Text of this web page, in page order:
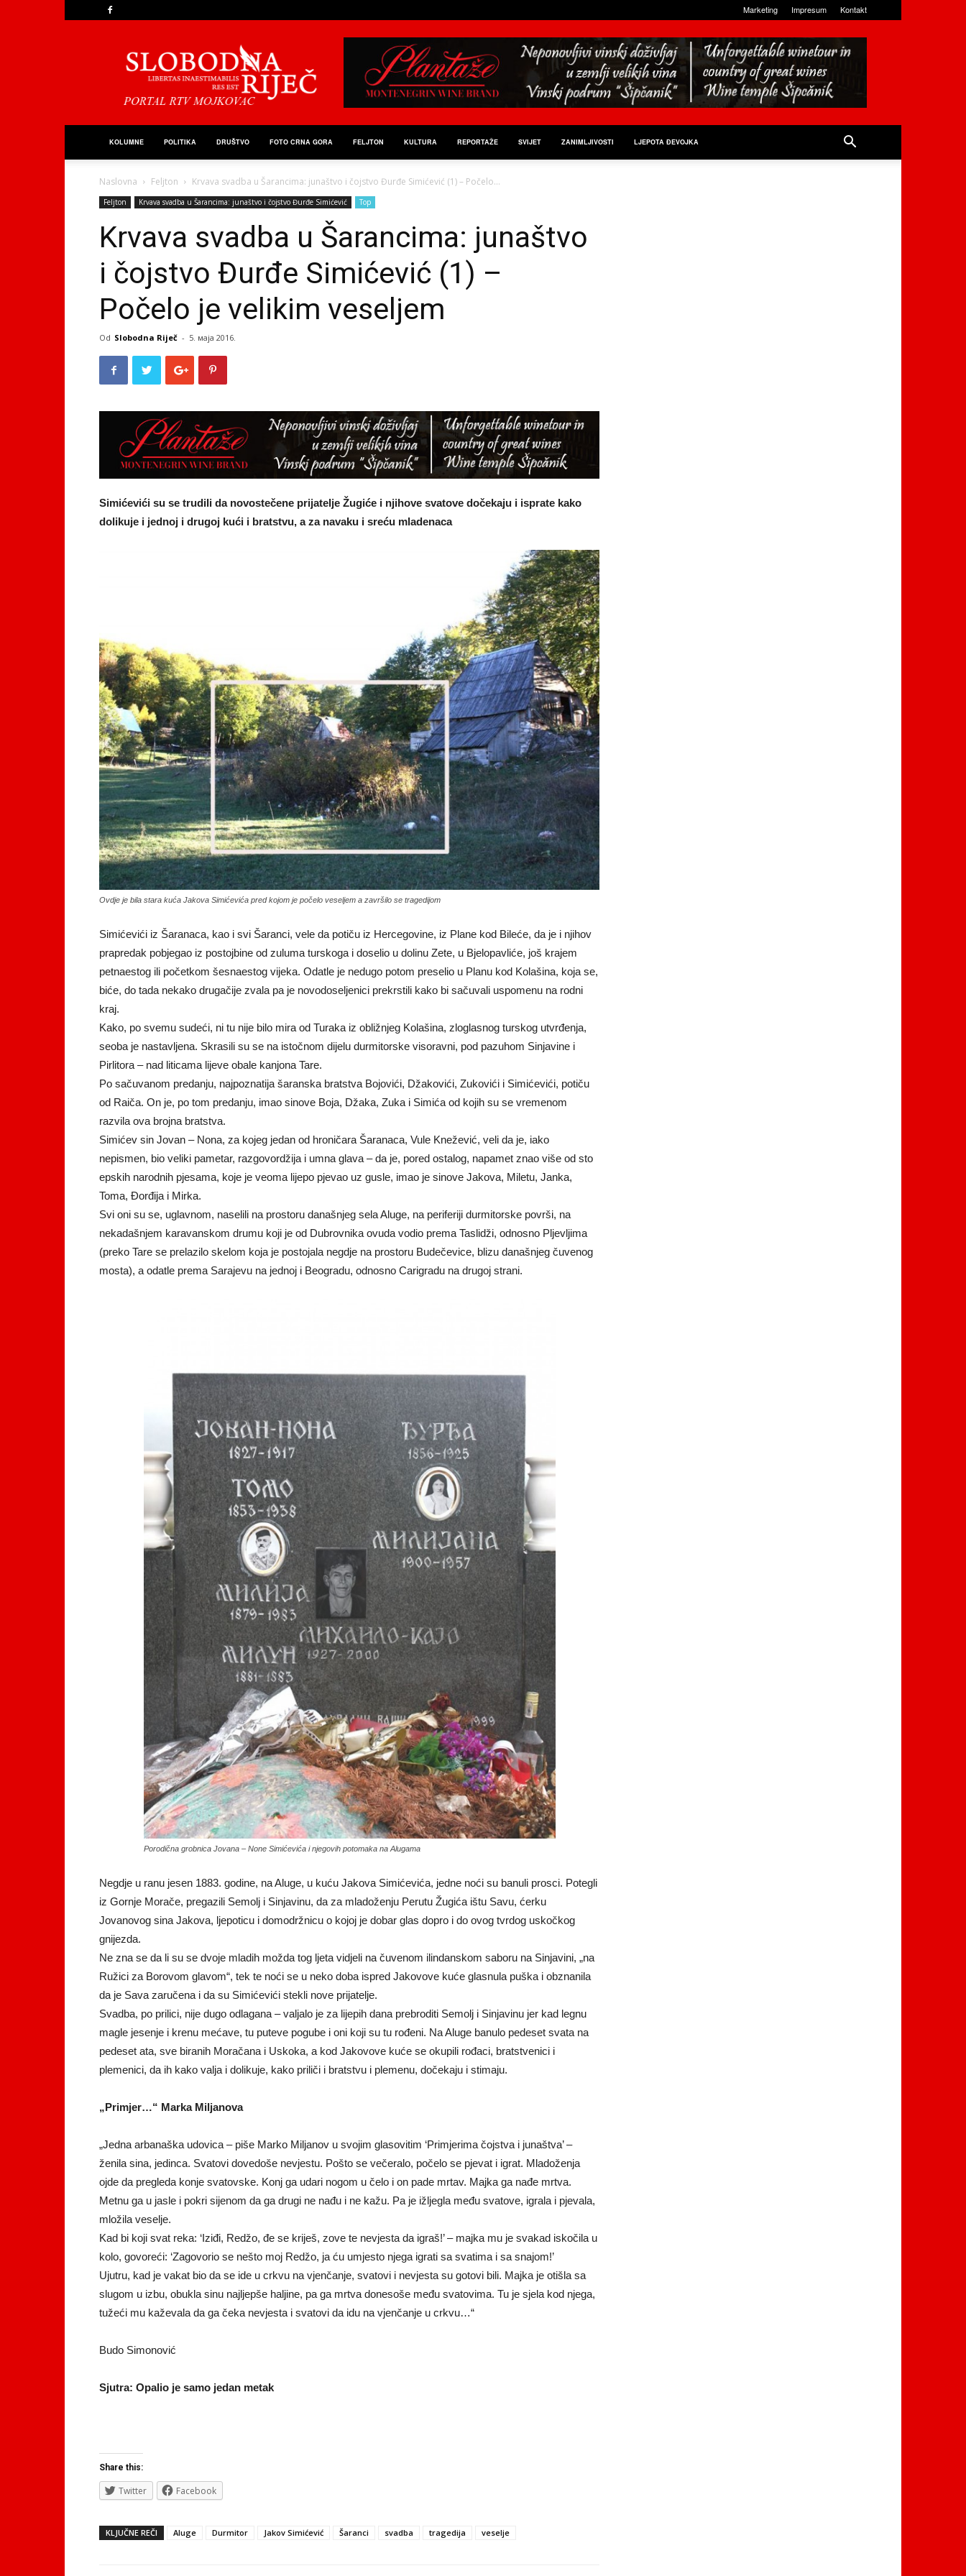
Marketing Impresum Kontakt
Riječ
KOLUMNE POLITIKA DRUŠTVO FOTO CRNA GORA FELJTON KULTURA REPORTAŽE SVIJET ZANIMLJIVOSTI LJEPOTA ĐEVOJKA
Naslovna Feljton Krvava svadba u Šarancima: junaštvo i čojstvo Đurđe Simićević (1) – Počelo...
Feljton Krvava svadba u Šarancima: junaštvo i čojstvo Đurđe Simićević Top
Krvava svadba u Šarancima: junaštvo
i čojstvo Đurđe Simićević (1) –
Počelo je velikim veseljem
Od Slobodna Riječ - 5. маја 2016.
Simićevići su se trudili da novostečene prijatelje Žugiće i njihove svatove dočekaju i isprate kako
dolikuje i jednoj i drugoj kući i bratstvu, a za navaku i sreću mladenaca
Ovdje je bila stara kuća Jakova Simićevića pred kojom je počelo veseljem a završilo se tragedijom
Simićevići iz Šaranaca, kao i svi Šaranci, vele da potiču iz Hercegovine, iz Plane kod Bileće, da je i njihov
prapredak pobjegao iz postojbine od zuluma turskoga i doselio u dolinu Zete, u Bjelopavliće, još krajem
petnaestog ili početkom šesnaestog vijeka. Odatle je nedugo potom preselio u Planu kod Kolašina, koja se,
biće, do tada nekako drugačije zvala pa je novodoseljenici prekrstili kako bi sačuvali uspomenu na rodni
kraj.
Kako, po svemu sudeći, ni tu nije bilo mira od Turaka iz obližnjeg Kolašina, zloglasnog turskog utvrđenja,
seoba je nastavljena. Skrasili su se na istočnom dijelu durmitorske visoravni, pod pazuhom Sinjavine i
Pirlitora – nad liticama lijeve obale kanjona Tare.
Po sačuvanom predanju, najpoznatija šaranska bratstva Bojovići, Džakovići, Zukovići i Simićevići, potiču
od Raiča. On je, po tom predanju, imao sinove Boja, Džaka, Zuka i Simića od kojih su se vremenom
razvila ova brojna bratstva.
Simićev sin Jovan – Nona, za kojeg jedan od hroničara Šaranaca, Vule Knežević, veli da je, iako
nepismen, bio veliki pametar, razgovordžija i umna glava – da je, pored ostalog, napamet znao više od sto
epskih narodnih pjesama, koje je veoma lijepo pjevao uz gusle, imao je sinove Jakova, Miletu, Janka,
Toma, Đorđija i Mirka.
Svi oni su se, uglavnom, naselili na prostoru današnjeg sela Aluge, na periferiji durmitorske površi, na
nekadašnjem karavanskom drumu koji je od Dubrovnika ovuda vodio prema Taslidži, odnosno Pljevljima
(preko Tare se prelazilo skelom koja je postojala negdje na prostoru Budečevice, blizu današnjeg čuvenog
mosta), a odatle prema Sarajevu na jednoj i Beogradu, odnosno Carigradu na drugoj strani.
Porodična grobnica Jovana – None Simićevića i njegovih potomaka na Alugama
Negdje u ranu jesen 1883. godine, na Aluge, u kuću Jakova Simićevića, jedne noći su banuli prosci. Potegli
iz Gornje Morače, pregazili Semolj i Sinjavinu, da za mladoženju Perutu Žugića ištu Savu, ćerku
Jovanovog sina Jakova, ljepoticu i domodržnicu o kojoj je dobar glas dopro i do ovog tvrdog uskočkog
gnijezda.
Ne zna se da li su se dvoje mladih možda tog ljeta vidjeli na čuvenom ilindanskom saboru na Sinjavini, „na
Ružici za Borovom glavom“, tek te noći se u neko doba ispred Jakovove kuće glasnula puška i obznanila
da je Sava zaručena i da su Simićevići stekli nove prijatelje.
Svadba, po prilici, nije dugo odlagana – valjalo je za lijepih dana prebroditi Semolj i Sinjavinu jer kad legnu
magle jesenje i krenu mećave, tu puteve pogube i oni koji su tu rođeni. Na Aluge banulo pedeset svata na
pedeset ata, sve biranih Moračana i Uskoka, a kod Jakovove kuće se okupili rođaci, bratstvenici i
plemenici, da ih kako valja i dolikuje, kako priliči i bratstvu i plemenu, dočekaju i stimaju.
„Primjer…“ Marka Miljanova
„Jedna arbanaška udovica – piše Marko Miljanov u svojim glasovitim ‘Primjerima čojstva i junaštva’ –
ženila sina, jedinca. Svatovi dovedoše nevjestu. Pošto se večeralo, počelo se pjevat i igrat. Mladoženja
ojde da pregleda konje svatovske. Konj ga udari nogom u čelo i on pade mrtav. Majka ga nađe mrtva.
Metnu ga u jasle i pokri sijenom da ga drugi ne nađu i ne kažu. Pa je ižljegla među svatove, igrala i pjevala,
mložila veselje.
Kad bi koji svat reka: ‘Iziđi, Redžo, đe se kriješ, zove te nevjesta da igraš!’ – majka mu je svakad iskočila u
kolo, govoreći: ‘Zagovorio se nešto moj Redžo, ja ću umjesto njega igrati sa svatima i sa snajom!’
Ujutru, kad je vakat bio da se ide u crkvu na vjenčanje, svatovi i nevjesta su gotovi bili. Majka je otišla sa
slugom u izbu, obukla sinu najljepše haljine, pa ga mrtva donesoše među svatovima. Tu je sjela kod njega,
tužeći mu kaževala da ga čeka nevjesta i svatovi da idu na vjenčanje u crkvu…“
Budo Simonović
Sjutra: Opalio je samo jedan metak
Share this:
Twitter Facebook
KLJUČNE REČI Aluge Durmitor Jakov Simićević Šaranci svadba tragedija veselje